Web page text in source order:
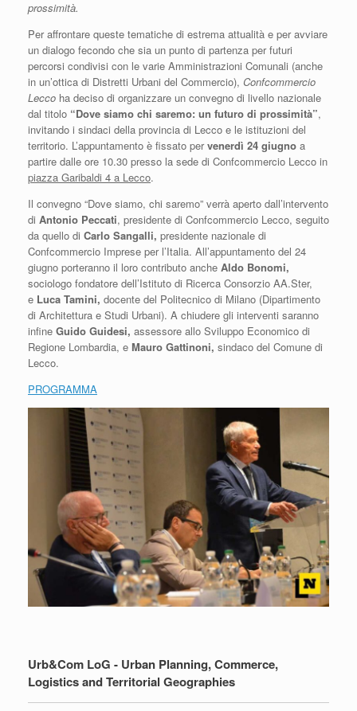
prossimità.
Per affrontare queste tematiche di estrema attualità e per avviare
un dialogo fecondo che sia un punto di partenza per futuri
percorsi condivisi con le varie Amministrazioni Comunali (anche
in un’ottica di Distretti Urbani del Commercio), Confcommercio
Lecco ha deciso di organizzare un convegno di livello nazionale
dal titolo “Dove siamo chi saremo: un futuro di prossimità”,
invitando i sindaci della provincia di Lecco e le istituzioni del
territorio. L’appuntamento è fissato pervenerdì 24 giugno a
partire dalle ore 10.30 presso la sede di Confcommercio Lecco in
piazza Garibaldi 4 a Lecco.
Il convegno “Dove siamo, chi saremo” verrà aperto dall’intervento
di Antonio Peccati, presidente di Confcommercio Lecco, seguito
da quello di Carlo Sangalli, presidente nazionale di
Confcommercio Imprese per l’Italia. All’appuntamento del 24
giugno porteranno il loro contributo anche Aldo Bonomi,
sociologo fondatore dell’Istituto di Ricerca Consorzio AA.Ster,
e Luca Tamini, docente del Politecnico di Milano (Dipartimento
di Architettura e Studi Urbani). A chiudere gli interventi saranno
infine Guido Guidesi, assessore allo Sviluppo Economico di
Regione Lombardia, e Mauro Gattinoni, sindaco del Comune di
Lecco.
PROGRAMMA
Urb&Com LoG - Urban Planning, Commerce,
Logistics and Territorial Geographies